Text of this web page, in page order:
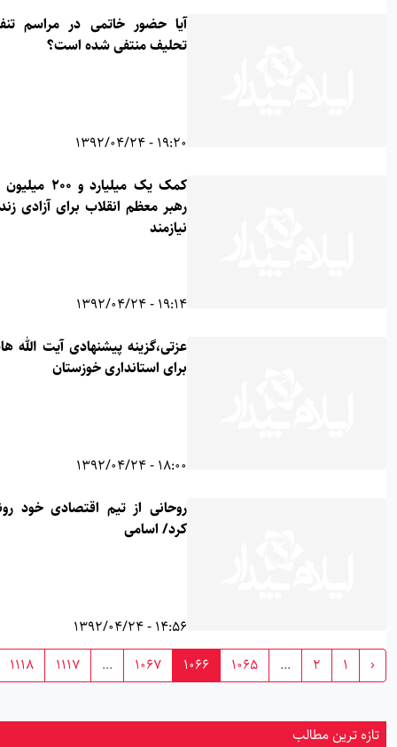
آیا حضور خاتمی در مراسم تنفیذ و
تحلیف منتفی شده است؟
کمک یک میلیارد و ۲۰۰ میلیون ریالی
رهبر معظم انقلاب برای آزادی زندانیان
عزتی،گزینه پیشنهادی آیت الله هاشمی
برای استانداری خوزستان
روحانی از تیم اقتصادی خود رونمایی
کرد/ اسامی
...
1065
1066
1067
...
1117
1118
›
ترین مطالب